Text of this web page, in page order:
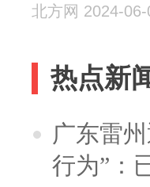
北方网 2024-06-
热点新
广东雷
行为”：